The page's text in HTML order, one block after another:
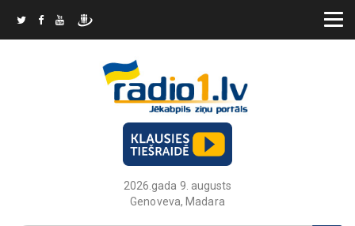
2026.gada 9. augusts
Genoveva, Madara